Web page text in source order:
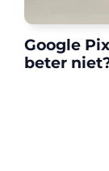
Google
beter